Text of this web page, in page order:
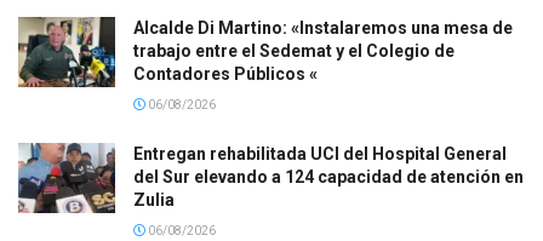
Alcalde Di Martino: «Instalaremos una mesa de
trabajo entre el Sedemat y el Colegio de
Contadores Públicos «
06/08/2026
Entregan rehabilitada UCI del Hospital General
del Sur elevando a 124 capacidad de atención en
Zulia
06/08/2026